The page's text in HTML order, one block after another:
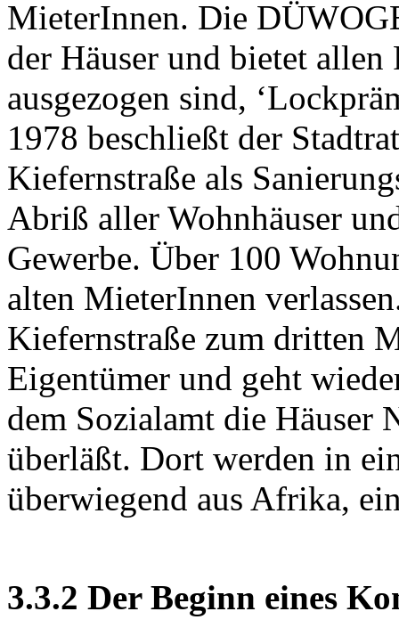
MieterInnen. Die
der Häuser und bietet
ausgezogen sind,
1978 beschließt der
Kiefernstraße als
Abriß aller Wohnhäuser
Gewerbe. Über 100
alten MieterInnen
Kiefernstraße zum dritten
Eigentümer und geht
dem Sozialamt die Häuser
überläßt. Dort werden in
überwiegend aus Afrika,
3.3.2 Der Beginn eines